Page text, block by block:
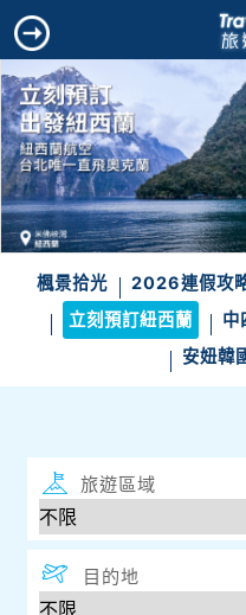
楓景拾光 2026連假攻
立刻預訂紐西蘭
中
安妞韓
旅遊區域
目的地